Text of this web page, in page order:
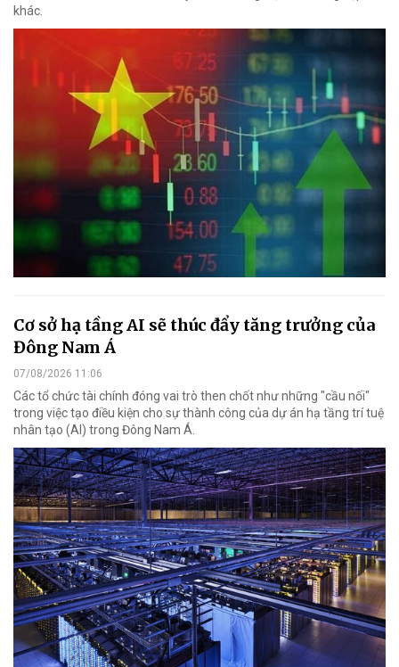
khác.
Cơ sở hạ tầng AI sẽ thúc đẩy tăng trưởng của
Đông Nam Á
07/08/2026 11:06
Các tổ chức tài chính đóng vai trò then chốt như những "cầu nối"
trong việc tạo điều kiện cho sự thành công của dự án hạ tầng trí tuệ
nhân tạo (AI) trong Đông Nam Á.